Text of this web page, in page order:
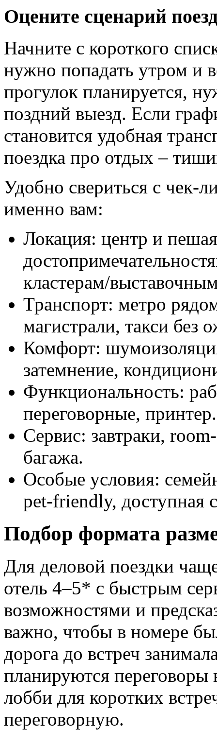
Оцените сценарий
Начните с короткого
нужно попадать утром и
прогулок планируется,
поздний выезд. Если
становится удобная
поездка про отдых –
Удобно свериться с чек-
именно вам:
Локация: центр и
кластерам/
Транспорт: метро
магистрали, такси без
Комфорт:
затемнение,
Функциональность:
переговорные, принтер.
Сервис: завтраки,
багажа.
Особые условия:
pet-friendly, доступная
Подбор формата
Для деловой поездки
отель 4–5* с быстрым
возможностями и
важно, чтобы в номере
дорога до встреч
планируются переговоры
лобби для коротких
переговорную.